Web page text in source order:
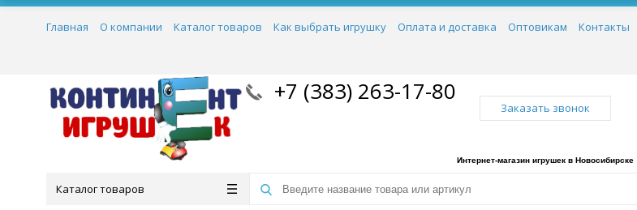
Главная О компании Каталог товаров Как выбрать игрушку Оплата и доставка Оптовикам Контакты
+7 (383) 263-17-80
Заказать звонок
Интернет-магазин игрушек в Новосибирске
Каталог товаров